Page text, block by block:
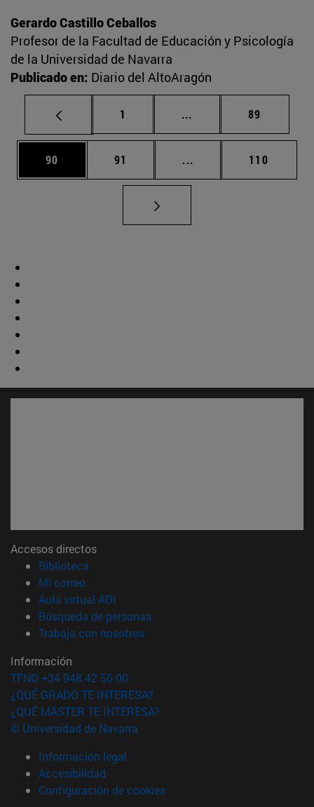
Gerardo Castillo Ceballos
Profesor de la Facultad de Educación y Psicología
de la Universidad de Navarra
Publicado en: Diario del AltoAragón
Página
1 ... Páginas intermedias
Página
89
Página
90 Página
91 ... Páginas intermedias
Página
110
Accesos directos
Biblioteca
Mi correo(abre en nueva ventana)
Aula virtual ADI
Búsqueda de personas(abre en nueva ventana)
Trabaja con nosotros(abre en nueva ventana)
Información
TFNO +34 948 42 56 00
¿QUÉ GRADO TE INTERESA?
¿QUÉ MÁSTER TE INTERESA?
© Universidad de Navarra
Información legal
Accesibilidad
Configuración de cookies